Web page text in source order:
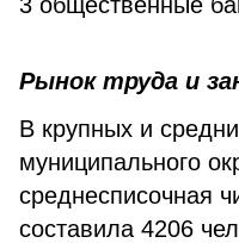
Рынок труда и
В крупных и
муниципального
среднесписочная
составила 4206